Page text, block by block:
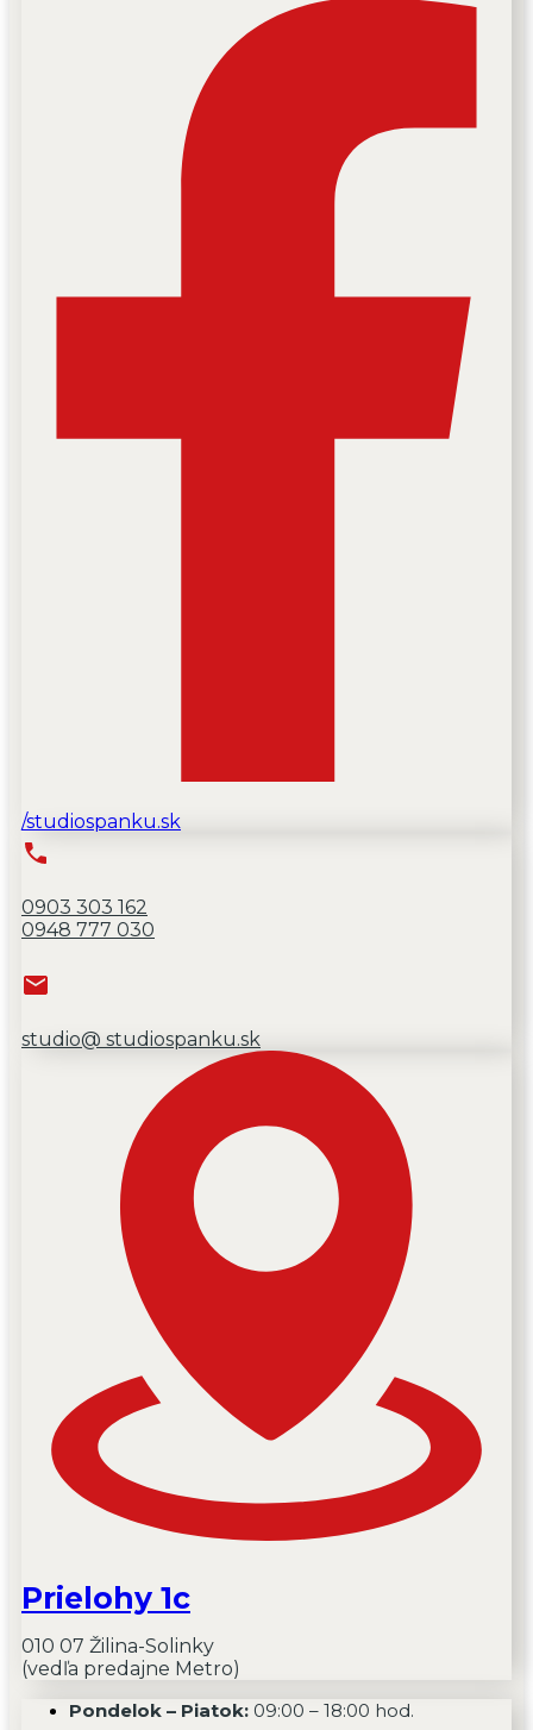
/studiospanku.sk
0903 303 162
0948 777 030
studio@ studiospanku.sk
Prielohy 1c
010 07 Žilina-Solinky
(vedľa predajne Metro)
Pondelok – Piatok: 09:00 – 18:00 hod.